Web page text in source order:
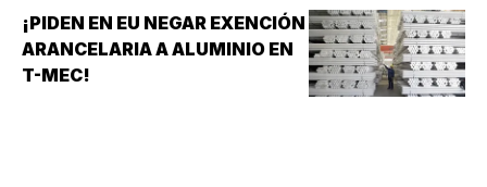
¡PIDEN EN EU NEGAR EXENCIÓN
ARANCELARIA A ALUMINIO EN
T-MEC!